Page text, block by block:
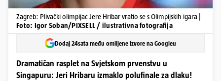
Zagreb: Plivački olimpijac Jere Hribar vratio se s Olimpijskih igara |
Foto: Igor Soban/PIXSELL / ilustrativna fotografija
Dodaj 24sata među omiljene izvore na Googleu
Dramatičan rasplet na Svjetskom prvenstvu u
Singapuru: Jeri Hribaru izmaklo polufinale za dlaku!